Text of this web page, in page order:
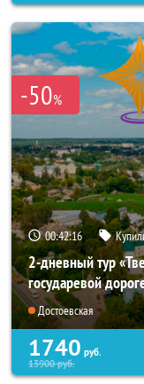
-50%
00:42:15
2-дневный тур
государевой
Достоевская
1740 руб.
13900руб.